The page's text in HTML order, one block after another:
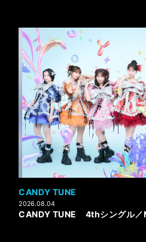
CANDY TUNE
2026.08.04